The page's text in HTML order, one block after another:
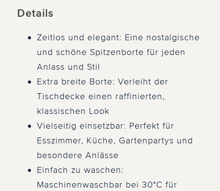
Details
Zeitlos und elegant: Eine nostalgische
und schöne Spitzenborte für jeden
Anlass und Stil
Extra breite Borte: Verleiht der
Tischdecke einen raffinierten,
klassischen Look
Vielseitig einsetzbar: Perfekt für
Esszimmer, Küche, Gartenpartys und
besondere Anlässe
Einfach zu waschen:
Maschinenwaschbar bei 30°C für